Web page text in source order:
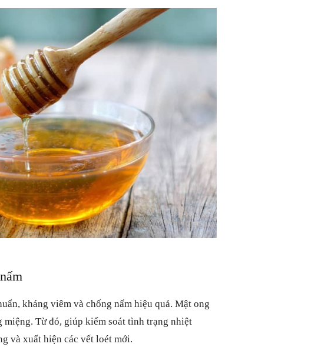
cuộc
sống
kháng viêm và chống nấm hiệu quả. Mật ong
Từ đó, giúp kiểm soát tình trạng nhiệt
và xuất hiện các vết loét mới.